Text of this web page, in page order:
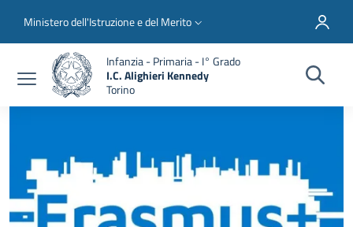
Slim top
Ministero dell'Istruzione e del Merito
Infanzia - Primaria - I° Grado
I.C. Alighieri Kennedy
Torino